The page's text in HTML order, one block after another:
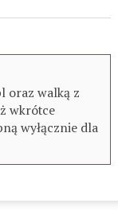
oraz walką z
wkrótce
wyłącznie dla